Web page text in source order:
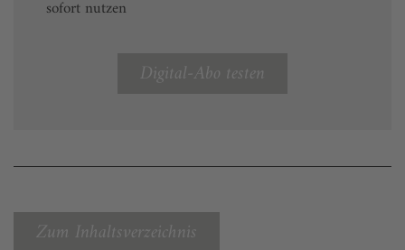
sofort nutzen
Digital-Abo testen
Zum Inhaltsverzeichnis